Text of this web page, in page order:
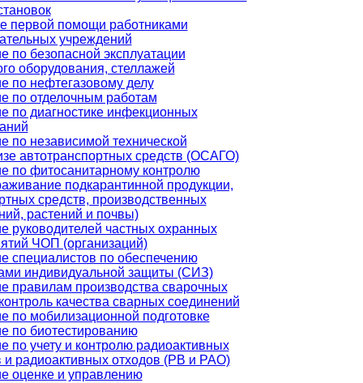
первой помощи работниками
учреждений
по безопасной эксплуатации
оборудования, стеллажей
по нефтегазовому делу
по отделочным работам
по диагностике инфекционных
по независимой технической
автотранспортных средств (ОСАГО)
по фитосанитарному контролю
подкарантинной продукции,
средств, производственных
растений и почвы)
руководителей частных охранных
ЧОП (организаций)
специалистов по обеспечению
индивидуальной защиты (СИЗ)
правилам производства сварочных
качества сварных соединений
по мобилизационной подготовке
по биотестированию
по учету и контролю радиоактивных
и радиоактивных отходов (РВ и РАО)
оценке и управлению